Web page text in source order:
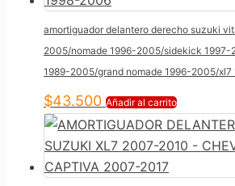
amortiguador delantero derecho suzuki
2005/nomade 1996-2005/sidekick 1997-
1989-2005/grand nomade 1996-2005/
$43.500 Añadir al carrito